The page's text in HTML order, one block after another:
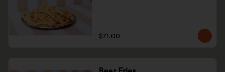
$71.00